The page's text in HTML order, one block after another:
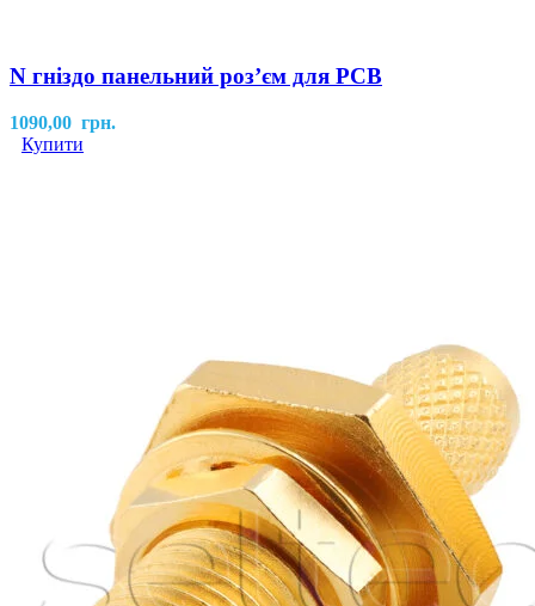
N гніздо панельний розʼєм для PCB
1090,00 грн.
Купити